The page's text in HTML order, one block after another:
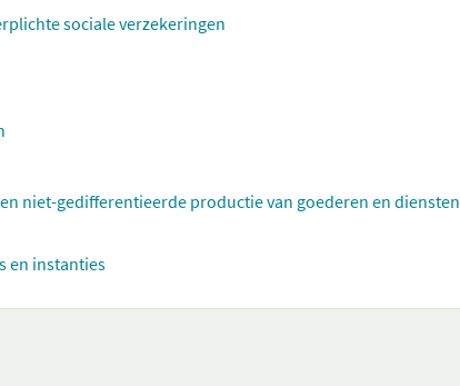
sociale verzekeringen
niet-gedifferentieerde productie van goederen en diensten
en instanties